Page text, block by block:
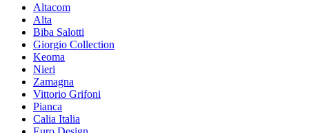
Altacom
Alta
Biba Salotti
Giorgio Collection
Keoma
Nieri
Zamagna
Vittorio Grifoni
Pianca
Calia Italia